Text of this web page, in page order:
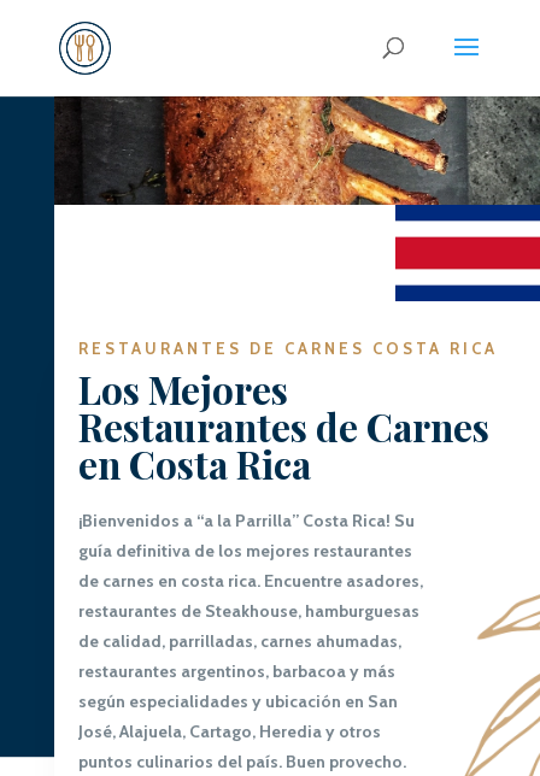
RESTAURANTES DE CARNES COSTA RICA
Los Mejores
Restaurantes de Carnes
en Costa Rica
¡Bienvenidos a “a la Parrilla” Costa Rica! Su
guía definitiva de los mejores restaurantes
de carnes en costa rica. Encuentre asadores,
restaurantes de Steakhouse, hamburguesas
de calidad, parrilladas, carnes ahumadas,
restaurantes argentinos, barbacoa y más
según especialidades y ubicación en San
José, Alajuela, Cartago, Heredia y otros
puntos culinarios del país. Buen provecho.